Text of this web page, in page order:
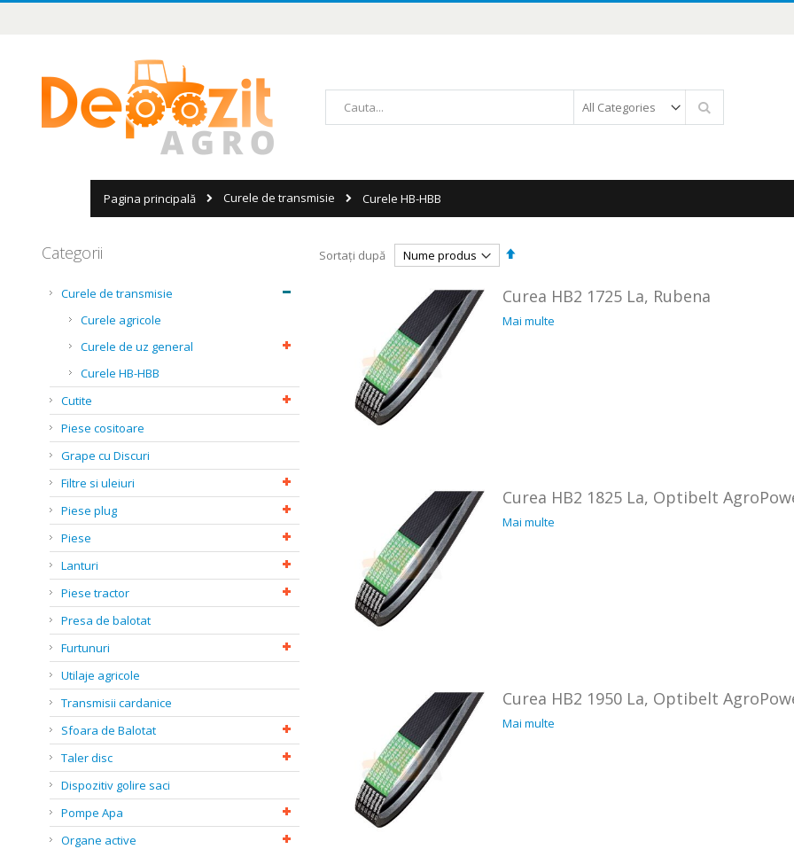
Căutare
Pagina principală Curele de transmisie Curele HB-HBB
Sortați după
Setați
Curea HB2 1725 La, Rubena
Mai multe
Curea HB2 1825 La, Optibelt
Mai multe
Curea HB2 1950 La, Optibelt
Mai multe
Categorii
Curele de transmisie
Curele agricole
Curele de uz general
Curele HB-HBB
Cutite
Piese cositoare
Grape cu Discuri
Filtre si uleiuri
Piese plug
Piese
Lanturi
Piese tractor
Presa de balotat
Furtunuri
Utilaje agricole
Transmisii cardanice
Sfoara de Balotat
Taler disc
Dispozitiv golire saci
Pompe Apa
Organe active